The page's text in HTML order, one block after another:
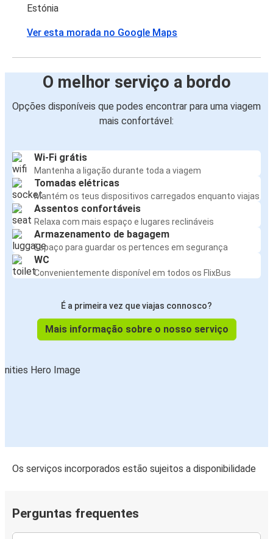
Estónia
Ver esta morada no Google Maps
O melhor serviço a bordo
Opções disponíveis que podes encontrar para uma viagem
mais confortável:
Wi-Fi grátis
Mantenha a ligação durante toda a viagem
Tomadas elétricas
Mantém os teus dispositivos carregados enquanto viajas
Assentos confortáveis
Relaxa com mais espaço e lugares reclináveis
Armazenamento de bagagem
Espaço para guardar os pertences em segurança
WC
Convenientemente disponível em todos os FlixBus
É a primeira vez que viajas connosco?
Mais informação sobre o nosso serviço
Os serviços incorporados estão sujeitos a disponibilidade
Perguntas frequentes